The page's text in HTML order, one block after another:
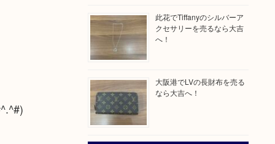
此花でTiffanyのシルバーア
クセサリーを売るなら大吉
へ！
大阪港でLVの長財布を売る
なら大吉へ！